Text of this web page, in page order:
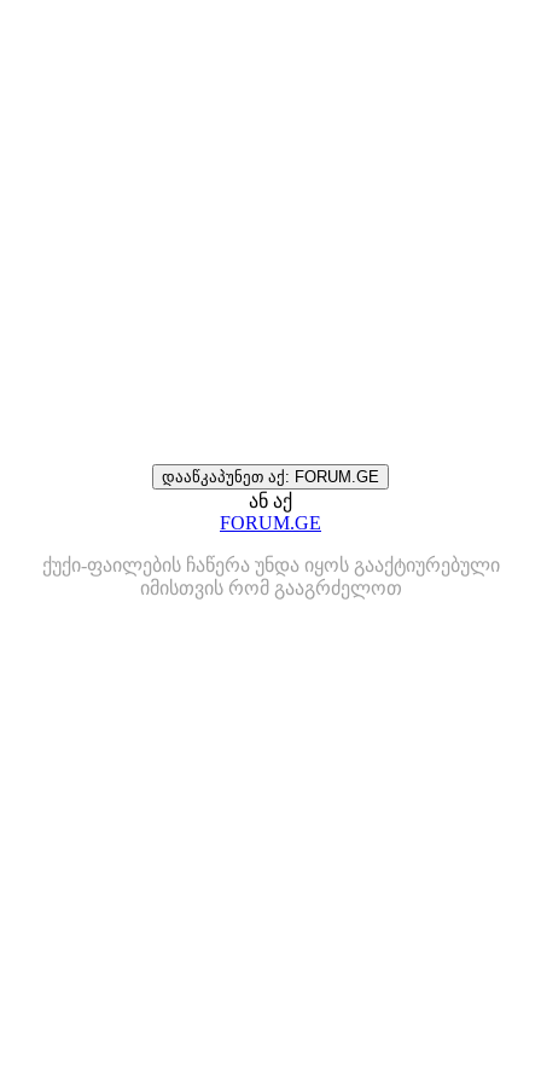
დააწკაპუნეთ აქ: FORUM.GE
ან აქ
FORUM.GE
ქუქი-ფაილების ჩაწერა უნდა იყოს გააქტიურებული
იმისთვის რომ გააგრძელოთ